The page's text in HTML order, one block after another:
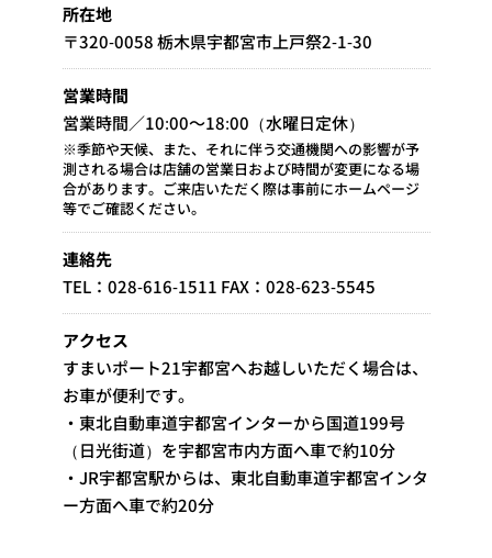
所在地
〒320-0058 栃木県宇都宮市上戸祭2-1-30
営業時間
営業時間／10:00～18:00（水曜日定休）
※季節や天候、また、それに伴う交通機関への影響が予
測される場合は店舗の営業日および時間が変更になる場
合があります。ご来店いただく際は事前にホームページ
等でご確認ください。
連絡先
TEL：028-616-1511 FAX：028-623-5545
アクセス
すまいポート21宇都宮へお越しいただく場合は、
お車が便利です。
・東北自動車道宇都宮インターから国道199号
（日光街道）を宇都宮市内方面へ車で約10分
・JR宇都宮駅からは、東北自動車道宇都宮インタ
ー方面へ車で約20分